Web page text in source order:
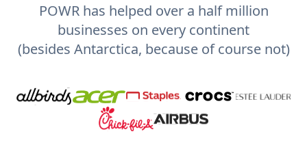
POWR has helped over a half million
businesses on every continent
(besides Antarctica, because of course not)